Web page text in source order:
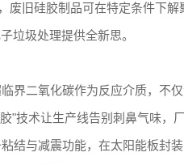
旧硅胶制品可在特定条件下
垃圾处理提供全新思。
界二氧化碳作为反应介质，不
术让生产线告别刺鼻气味，
结与减震功能，在太阳能板封